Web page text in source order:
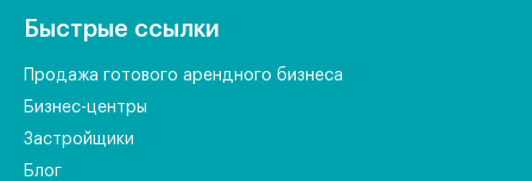
Быстрые ссылки
Продажа готового арендного бизнеса
Бизнес-центры
Застройщики
Блог